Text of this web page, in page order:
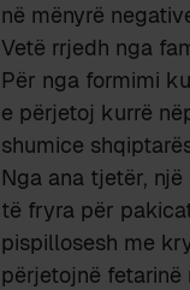
në mënyrë
Vetë rrjedh nga
Për nga formimi
e përjetoj kurrë
shumice
Nga ana tjetër,
të fryra për
pispillosesh me
përjetojnë fetarinë